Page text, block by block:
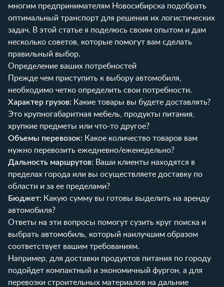
многим предпринимателям Новосибирска подобрать
оптимальный транспорт для решения их логистических
задач. В этой статье я поделюсь своим опытом и дам
несколько советов, которые помогут вам сделать
правильный выбор.
Определение ваших потребностей
Прежде чем приступить к выбору автомобиля,
необходимо четко определить свои потребности.
Характер грузов: Какие товары вы будете доставлять?
Это крупногабаритная мебель, продукты питания,
хрупкие предметы или что-то другое?
Объемы перевозок: Какое количество товаров вам
нужно перевозить ежедневно/еженедельно?
Дальность маршрутов: Ваши клиенты находятся в
пределах города или вы осуществляете доставку по
области и за ее пределами?
Бюджет: Какую сумму вы готовы выделить на аренду
автомобиля?
Ответы на эти вопросы помогут сузить круг поиска и
выбрать автомобиль, который наилучшим образом
соответствует вашим требованиям.
Например, для доставки продуктов питания по городу
подойдет компактный и экономичный фургон, а для
перевозки строительных материалов на дальние